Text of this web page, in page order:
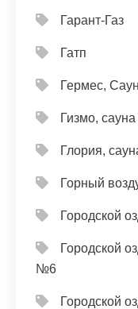
Гарант-Газ
Гатп
Гермес,
Гизмо, сауна
Глория,
Горный
Городской
Городской
№6
Городской